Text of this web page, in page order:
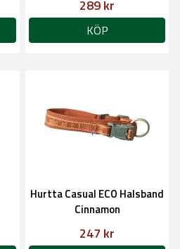
289 kr
KÖP
Hurtta Casual ECO Halsband
Cinnamon
247 kr